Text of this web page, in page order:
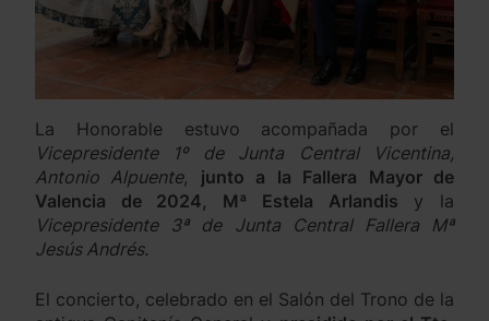
La Honorable estuvo acompañada por el
Vicepresidente 1º de Junta Central Vicentina,
Antonio Alpuente, junto a la Fallera Mayor de
Valencia de 2024, Mª Estela Arlandis y la
Vicepresidente 3ª de Junta Central Fallera Mª
Jesús Andrés.
El concierto, celebrado en el Salón del Trono de la